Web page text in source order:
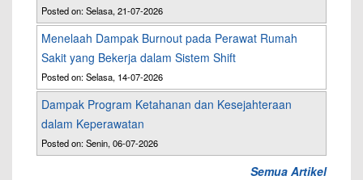
Posted on: Selasa, 21-07-2026
Menelaah Dampak Burnout pada Perawat Rumah
Sakit yang Bekerja dalam Sistem Shift
Posted on: Selasa, 14-07-2026
Dampak Program Ketahanan dan Kesejahteraan
dalam Keperawatan
Posted on: Senin, 06-07-2026
Semua Artikel